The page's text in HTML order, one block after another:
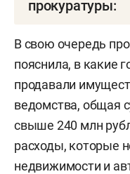
прокуратуры:
кв. м за 2,9
5,8 млн рублей);
квартира в
50,2 кв. м за
за 11,9 млн
В свою очередь
пояснила, в какие
продавали
ведомства, общая
свыше 240 млн
расходы, которые
недвижимости и